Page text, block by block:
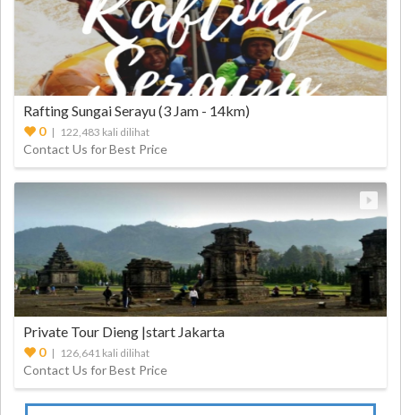
Rafting Sungai Serayu (3 Jam - 14km)
0| 122,483 kali dilihat
Contact Us for Best Price
Private Tour Dieng |start Jakarta
0| 126,641 kali dilihat
Contact Us for Best Price